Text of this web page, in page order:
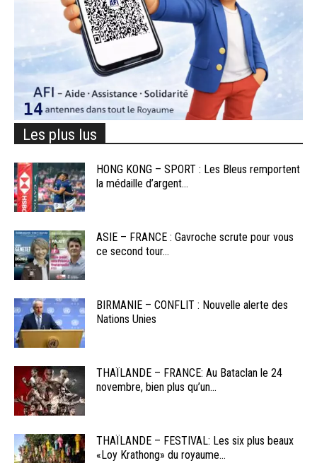
Les plus lus
HONG KONG – SPORT : Les Bleus remportent
la médaille d’argent...
ASIE – FRANCE : Gavroche scrute pour vous
ce second tour...
BIRMANIE – CONFLIT : Nouvelle alerte des
Nations Unies
THAÏLANDE – FRANCE: Au Bataclan le 24
novembre, bien plus qu’un...
THAÏLANDE – FESTIVAL: Les six plus beaux
«Loy Krathong» du royaume...